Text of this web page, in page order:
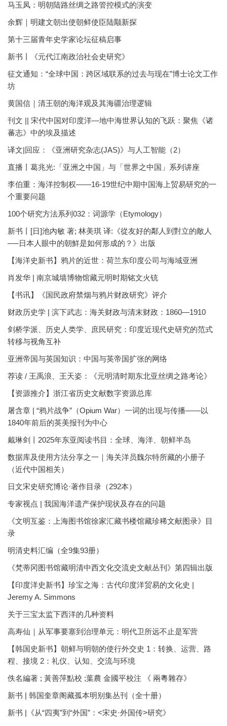
马玉凤：明朝陆路丝绸之路管控模式的演变
余辉｜明建文朝出使朝鲜使臣陆颙新探
第十三届青年史学家论坛征稿启事
新书丨《元代江南政治社会史研究》
征文通知：“全球中国：跨区域联系的过去与现在”博士论文工作
坊
黄国信｜清王朝的海洋观及其海疆治理逻辑
刊文 || 宋代中国对印度洋—地中海世界认知的飞跃：聚焦《诸
蕃志》中的埃及描述
译文|回应：《亚洲研究杂志(JAS)》与人工智能（2）
直播丨葛兆光:「亚洲之中国」与「世界之中国」系列讲座
李伯重：海洋控制权——16-19世纪中期中国海上贸易研究的一
个重要问题
100个研究方法系列032：词源学（Etymology）
新书丨[日]池內敏 著; 林美琪 译:《從友好的鄰人到對立的敵人
──日本人眼中的朝鮮是如何形成的？》出版
【海洋史新书】鸦片的近世：荷兰东印度公司与海域亚洲
肖发华 | 南京城墙博物馆藏元明时期铭文火铳
【书讯】《国民政府禁烟与鸦片财政研究》评介
财政历史学 | 滨下武志：海关财政与清末财政：1860—1910
剑桥学派、历史人类学、庶民研究：印度近现代史研究的范式
转移与视角互补
亚洲帝国与英国知识：中国与英帝国扩张的网络
荐读 / 王禹浪、王天姿：《元明清时期东北亚丝绸之路考论》
【资源推介】浙江省历史文献数字资源总库
屠含章 | “鸦片战争”（Opium War）一词的出现与传播——以
1840年前后的英美报刊为中心
戴琳剑丨2025年东亚阅读书目：全球、海洋、朝鲜半岛
数据库及使用方法分享之一｜海关洋员魏尔特所藏的小册子
（近代中国相关）
日文宋史研究博论·著作目录（292本）
专家视点 | 我国海洋遗产保护现状及存在的问题
《文明互鉴：上海图书馆徐家汇藏书楼馆藏珍稀文献图录》目
录
明清史料汇编（全9集93册）
《梵蒂冈图书馆藏明清中西文化交流史文献丛刊》第四辑出版
【印度洋史新书】珍宝之海：古代印度洋贸易的文化史 |
Jeremy A. Simmons
关于三宝太监下西洋的几种资料
高寿仙｜从军事要塞到治理单元：明代卫所远不止是军营
【韩国史新书】朝鲜与明朝的使行外交史 1：转换、运营、路
程、接境 2：礼仪、认知、交流与环境
佚名編著 ; 黃善萍點校 ;葉農 金國平校注 《 兩粵雜存》
新书 | 韩国奎章阁藏孤本明别集丛刊（全十册）
新书 |《从“四夷”到“外国”：<宋史·外国传>研究》